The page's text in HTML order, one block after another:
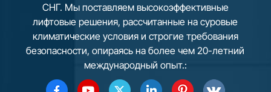
СНГ. Мы поставляем высокоэффективные
лифтовые решения, рассчитанные на суровые
климатические условия и строгие требования
безопасности, опираясь на более чем 20-летний
международный опыт.: